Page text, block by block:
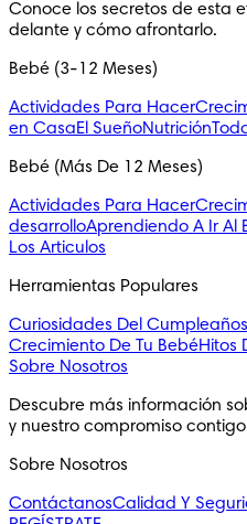
Conoce los secretos de esta
delante y cómo afrontarlo.
Bebé (3-12 Meses)
Actividades Para Hacer
en CasaEl SueñoNutrición
Bebé (Más De 12 Meses)
Actividades Para Hacer
desarrolloAprendiendo A Ir Al
Los Articulos
Herramientas Populares
Curiosidades Del
Crecimiento De Tu BebéHitos
Sobre Nosotros
Descubre más información
y nuestro compromiso
Sobre Nosotros
ContáctanosCalidad Y